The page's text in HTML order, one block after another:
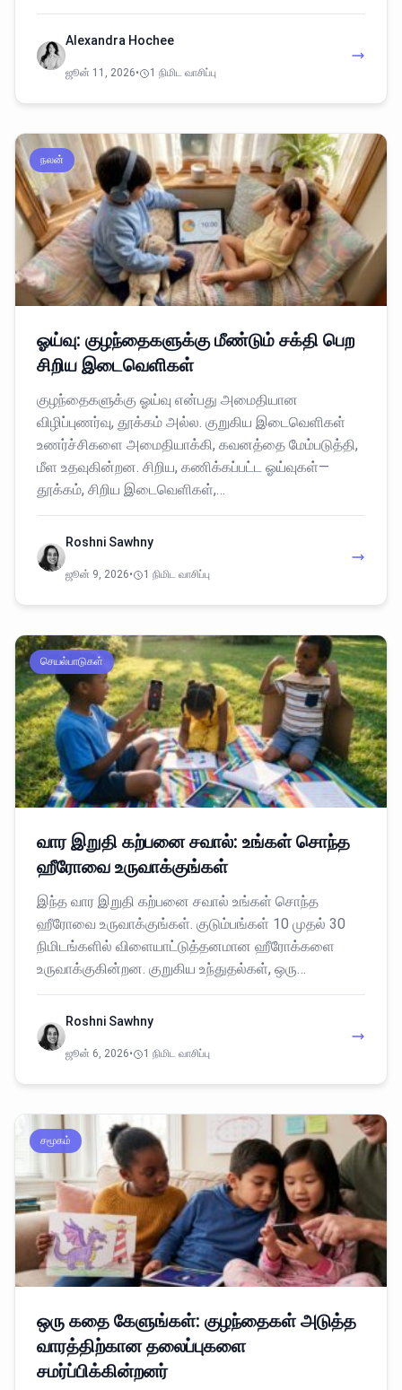
Alexandra Hochee
ஜூன் 11, 2026• 1 நிமிட வாசிப்பு
நலன்
ஓய்வு: குழந்தைகளுக்கு மீண்டும் சக்தி பெற
சிறிய இடைவெளிகள்
குழந்தைகளுக்கு ஓய்வு என்பது அமைதியான
விழிப்புணர்வு, தூக்கம் அல்ல. குறுகிய இடைவெளிகள்
உணர்ச்சிகளை அமைதியாக்கி, கவனத்தை மேம்படுத்தி,
மீள உதவுகின்றன. சிறிய, கணிக்கப்பட்ட ஓய்வுகள்—
தூக்கம், சிறிய இடைவெளிகள்,…
Roshni Sawhny
ஜூன் 9, 2026• 1 நிமிட வாசிப்பு
செயல்பாடுகள்
வார இறுதி கற்பனை சவால்: உங்கள் சொந்த
ஹீரோவை உருவாக்குங்கள்
இந்த வார இறுதி கற்பனை சவால் உங்கள் சொந்த
ஹீரோவை உருவாக்குங்கள். குடும்பங்கள் 10 முதல் 30
நிமிடங்களில் விளையாட்டுத்தனமான ஹீரோக்களை
உருவாக்குகின்றன. குறுகிய உந்துதல்கள், ஒரு…
Roshni Sawhny
ஜூன் 6, 2026• 1 நிமிட வாசிப்பு
சமூகம்
ஒரு கதை கேளுங்கள்: குழந்தைகள் அடுத்த
வாரத்திற்கான தலைப்புகளை
சமர்ப்பிக்கின்றனர்